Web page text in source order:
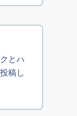
とハ
稿し